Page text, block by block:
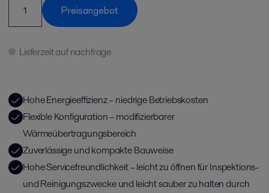
Preisangebot
Lieferzeit auf nachfrage
Hohe Energieeffizienz – niedrige Betriebskosten
Flexible Konfiguration – modifizierbarer
Wärmeübertragungsbereich
Zuverlässige und kompakte Bauweise
Hohe Servicefreundlichkeit – leicht zu öffnen für Inspektions-
und Reinigungszwecke und leicht sauber zu halten durch